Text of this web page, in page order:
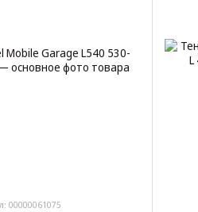
00000061075